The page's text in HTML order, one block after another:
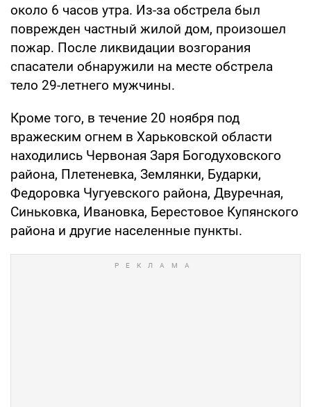
около 6 часов утра. Из-за обстрела был
поврежден частный жилой дом, произошел
пожар. После ликвидации возгорания
спасатели обнаружили на месте обстрела
тело 29-летнего мужчины.
Кроме того, в течение 20 ноября под
вражеским огнем в Харьковской области
находились Червоная Заря Богодуховского
района, Плетеневка, Землянки, Бударки,
Федоровка Чугуевского района, Двуречная,
Синьковка, Ивановка, Берестовое Купянского
района и другие населенные пункты.